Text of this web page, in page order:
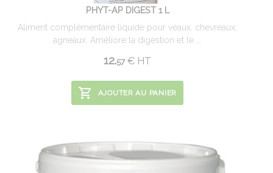
PHYT-AP DIGEST 1 L
Aliment complémentaire liquide pour veaux, chevreaux,
agneaux. Améliore la digestion et le ...
12.57 € HT
AJOUTER AU PANIER